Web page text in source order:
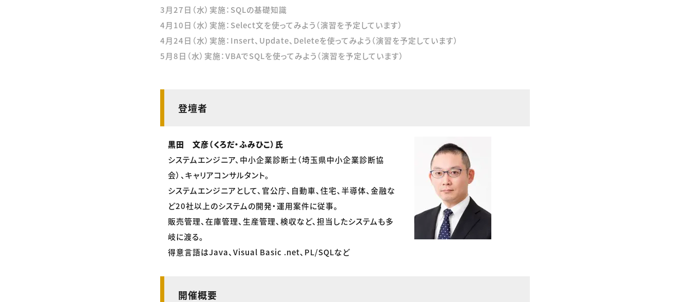
3月27日（水）実施：SQLの基礎知識
4月10日（水）実施：Select文を使ってみよう（演習を予定しています）
4月24日（水）実施：Insert、Update、Deleteを使ってみよう（演習を予定しています）
5月8日（水）実施：VBAでSQLを使ってみよう（演習を予定しています）
登壇者
黒田 文彦（くろだ・ふみひこ）氏
システムエンジニア、中小企業診断士（埼玉県中小企業診断協
会）、キャリアコンサルタント。
システムエンジニアとして、官公庁、自動車、住宅、半導体、金融な
ど20社以上のシステムの開発・運用案件に従事。
販売管理、在庫管理、生産管理、検収など、担当したシステムも多
岐に渡る。
得意言語はJava、Visual Basic .net、PL/SQLなど
開催概要